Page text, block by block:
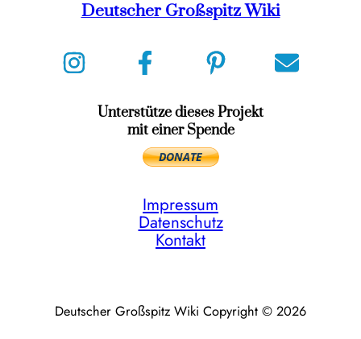
Deutscher Großspitz Wiki
Unterstütze dieses Projekt
mit einer Spende
Impressum
Datenschutz
Kontakt
Deutscher Großspitz Wiki Copyright © 2026